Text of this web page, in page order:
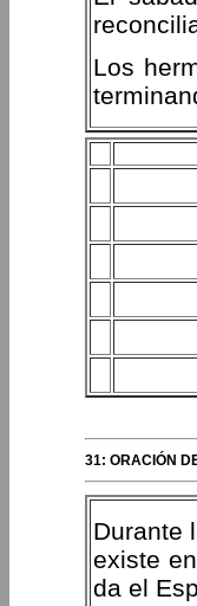
Los
31: ORACIÓN
Durante
existe
da el